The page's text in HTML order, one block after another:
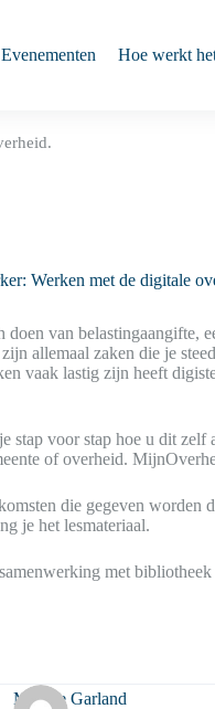
Evenementen Hoe werkt
Werken met de digitale
doen van belastingaangifte,
allemaal zaken die je
vaak lastig zijn heeft
stap voor stap hoe u dit zelf
of overheid.
die gegeven worden
je het lesmateriaal.
met bibliotheek
Maxine Garland